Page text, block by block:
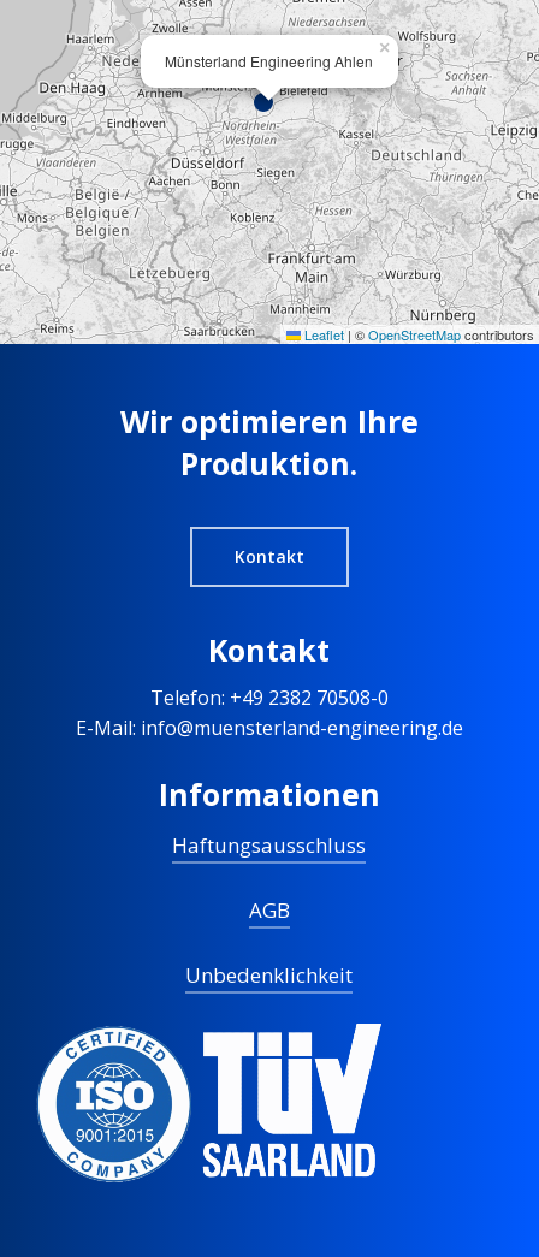
Münsterland Engineering Ahlen
×
Leaflet | ©OpenStreetMapcontributors
Wir optimieren Ihre
Produktion.
Kontakt
Kontakt
Telefon: +49 2382 70508-0
E-Mail: info@muensterland-engineering.de
Informationen
Haftungsausschluss
AGB
Unbedenklichkeit